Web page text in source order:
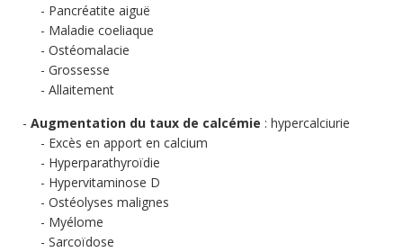
Pancréatite aiguë
Maladie coeliaque
Ostéomalacie
Grossesse
Allaitement
Augmentation du taux de calcémie : hypercalciurie
Excès en apport en calcium
Hyperparathyroïdie
Hypervitaminose D
Ostéolyses malignes
Myélome
Sarcoïdose